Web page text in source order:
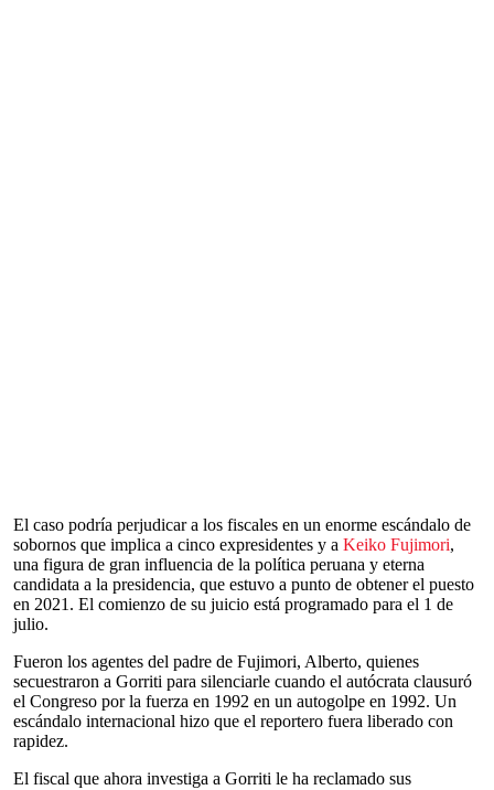
El caso podría perjudicar a los fiscales en un enorme escándalo de
sobornos que implica a cinco expresidentes y a Keiko Fujimori,
una figura de gran influencia de la política peruana y eterna
candidata a la presidencia, que estuvo a punto de obtener el puesto
en 2021. El comienzo de su juicio está programado para el 1 de
julio.
Fueron los agentes del padre de Fujimori, Alberto, quienes
secuestraron a Gorriti para silenciarle cuando el autócrata clausuró
el Congreso por la fuerza en 1992 en un autogolpe en 1992. Un
escándalo internacional hizo que el reportero fuera liberado con
rapidez.
El fiscal que ahora investiga a Gorriti le ha reclamado sus